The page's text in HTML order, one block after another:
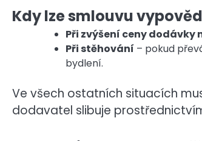
Kdy lze smlouvu
Při zvýšení ceny dodávky
Při stěhování – pokud
bydlení.
Ve všech ostatních situacích
dodavatel slibuje